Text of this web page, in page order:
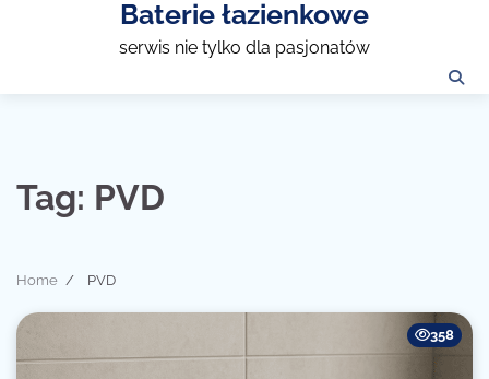
Baterie łazienkowe
serwis nie tylko dla pasjonatów
Tag: PVD
Home PVD
358